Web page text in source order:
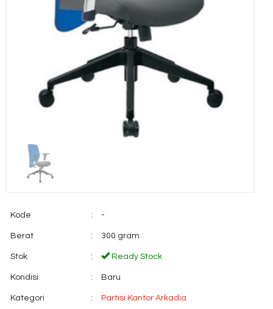
Kode : -
Berat : 300 gram
Stok : Ready Stock
Kondisi : Baru
Kategori : Partisi Kantor Arkadia